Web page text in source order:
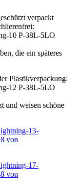
verpackt
die ein späteres
Plastikverpackung:
und weisen schöne